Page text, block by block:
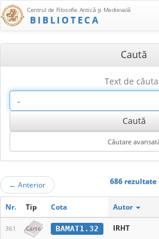
Centrul de Filosofie Antică şi Medievală
BIBLIOTECA
Caută
Text de
← Anterior 686 rezultate
Nr. Tip Cota Autor
361 Carte BAMAT1.32 IRHT